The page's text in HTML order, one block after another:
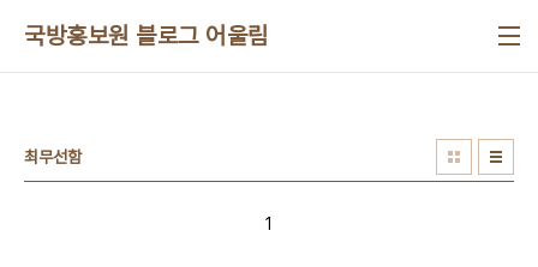
국방홍보원 블로그 어울림
최무선함
1